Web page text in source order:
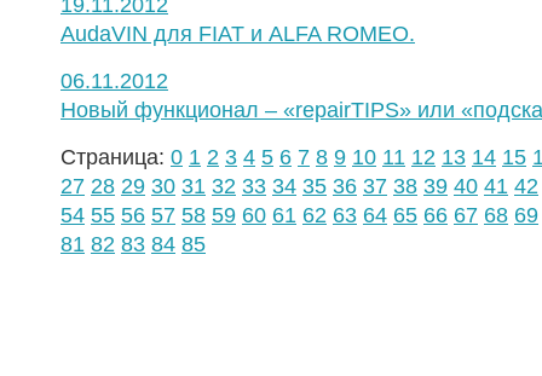
19.11.2012
AudaVIN для FIAT и ALFA ROMEO.
06.11.2012
Новый функционал – «repairTIPS» или
Страница: 0 1 2 3 4 5 6 7 8 9 10 11 12 13 14 15
27 28 29 30 31 32 33 34 35 36 37 38 39 40 41 42
54 55 56 57 58 59 60 61 62 63 64 65 66 67 68 69
81 82 83 84 85